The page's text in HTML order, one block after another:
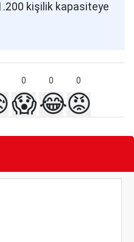
kişilik kapasiteye
0 0 0
😱😂😡